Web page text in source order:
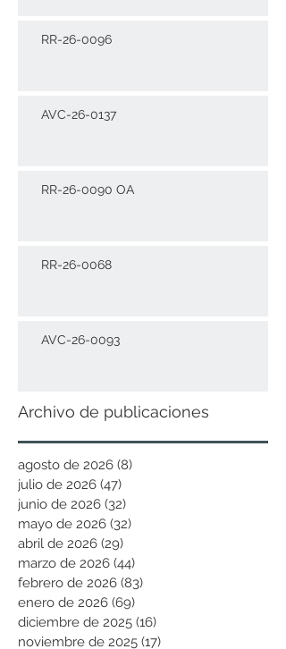
RR-26-0096
AVC-26-0137
RR-26-0090 OA
RR-26-0068
AVC-26-0093
Archivo de publicaciones
agosto de 2026 (8)
julio de 2026 (47)
junio de 2026 (32)
mayo de 2026 (32)
abril de 2026 (29)
marzo de 2026 (44)
febrero de 2026 (83)
enero de 2026 (69)
diciembre de 2025 (16)
noviembre de 2025 (17)